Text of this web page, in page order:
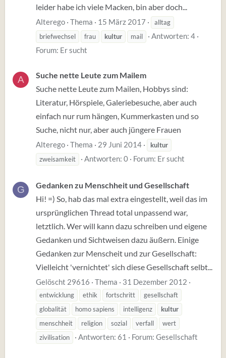
leider habe ich viele Macken, bin aber doch...
Alterego Thema 15 März 2017
alltag
briefwechsel
frau kultur mail
Antworten: 4
Forum: Er sucht
A
Suche nette Leute zum Mailem
Suche nette Leute zum Mailen, Hobbys sind:
Literatur, Hörspiele, Galeriebesuche, aber auch
einfach nur rum hängen, Kummerkasten und so
Suche, nicht nur, aber auch jüngere Frauen
Alterego Thema 29 Juni 2014
kultur
zweisamkeit
Antworten: 0 Forum: Er sucht
G
Gedanken zu Menschheit und Gesellschaft
Hi! =) So, hab das mal extra eingestellt, weil das im
ursprünglichen Thread total unpassend war,
letztlich. Wer will kann dazu schreiben und eigene
Gedanken und Sichtweisen dazu äußern. Einige
Gedanken zur Menscheit und zur Gesellschaft:
Vielleicht 'vernichtet' sich diese Gesellschaft selbt...
Gelöscht 29616 Thema 31 Dezember 2012
entwicklung ethik fortschritt
gesellschaft
globalität
homo sapiens intelligenz
kultur
menschheit
religion sozial verfall
wert
zivilisation
Antworten: 61 Forum: Gesellschaft